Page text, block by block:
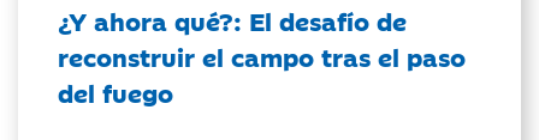
¿Y ahora qué?: El desafío de
reconstruir el campo tras el paso
del fuego